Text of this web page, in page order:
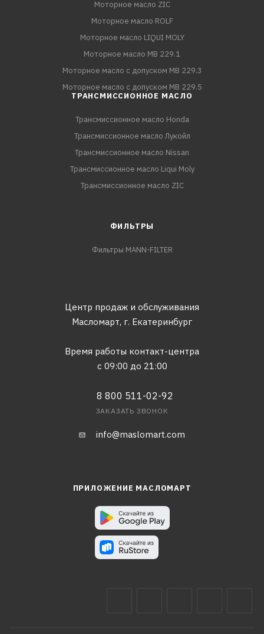
Моторное масло ZIC
Моторное масло ROLF
Моторное масло LIQUI MOLY
Моторное масло MB 229.1
Моторное масло с допуском MB 229.3
Моторное масло с допуском MB 229.5
ТРАНСМИССИОННОЕ МАСЛО
Трансмиссионное масло Honda
Трансмиссионное масло Лукойл
Трансмиссионное масло Nissan
Трансмиссионное масло Liqui Moly
Трансмиссионное масло ZIC
ФИЛЬТРЫ
Фильтры MANN-FILTER
Центр продаж и обслуживания
Масломарт, г. Екатеринбург
Время работы контакт-центра
с 09:00 до 21:00
8 800 511-02-92
ЗАКАЗАТЬ ЗВОНОК
info@maslomart.com
ПРИЛОЖЕНИЕ МАСЛОМАРТ